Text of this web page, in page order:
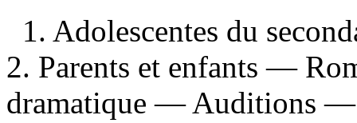
1. Adolescentes du
2. Parents et enfants —
dramatique — Auditions —